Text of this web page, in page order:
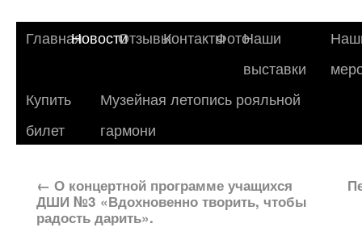
ГлавнаяНовостиОтзывыКонтактыФотоНаши
выставки
Купить
билет
Музейная летопись рояльной
гармони
← О концертной программе учащихся
ДШИ №3 «Вдохновенно творить, чтобы
радость дарить».